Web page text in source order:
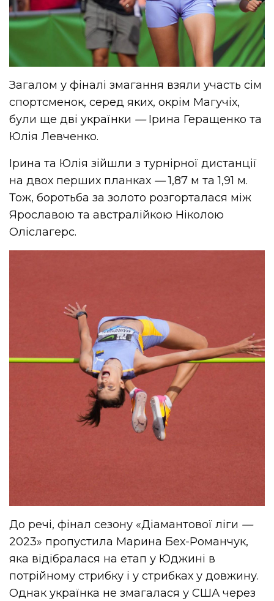
Загалом у фіналі змагання взяли участь сім
спортсменок, серед яких, окрім Магучіх,
були ще дві українки —Ірина Геращенко та
Юлія Левченко.
Ірина та Юлія зійшли з турнірної дистанції
на двох перших планках —1,87 м та 1,91 м.
Тож, боротьба за золото розгорталася між
Ярославою та австралійкою Ніколою
Оліслагерс.
До речі, фінал сезону «Діамантової ліги —
2023» пропустила Марина Бех-Романчук,
яка відібралася на етап у Юджині в
потрійному стрибку і у стрибках у довжину.
Однак українка не змагалася у США через